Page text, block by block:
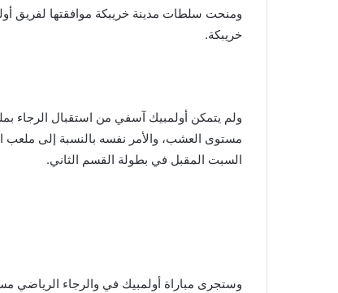
ومنحت سلطات مدينة خريبكة موافقتها لفريق
خريبكة.
ولم يتمكن أولمبيك آسفي من استقبال الرجاء
مستوى العشب، والأمر نفسه بالنسبة إلى ملعب
السبت المقبل في بطولة القسم الثاني.
وستجرى مباراة أولمبيك في والرجاء الرياضي